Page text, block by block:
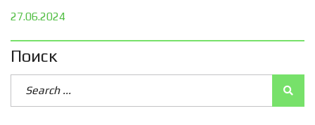
27.06.2024
Поиск